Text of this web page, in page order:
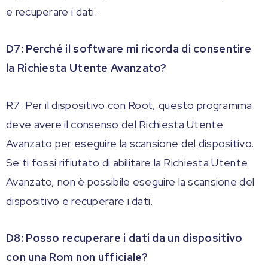
e recuperare i dati.
D7: Perché il software mi ricorda di consentire
la Richiesta Utente Avanzato?
R7: Per il dispositivo con Root, questo programma
deve avere il consenso del Richiesta Utente
Avanzato per eseguire la scansione del dispositivo.
Se ti fossi rifiutato di abilitare la Richiesta Utente
Avanzato, non è possibile eseguire la scansione del
dispositivo e recuperare i dati.
D8: Posso recuperare i dati da un dispositivo
con una Rom non ufficiale?